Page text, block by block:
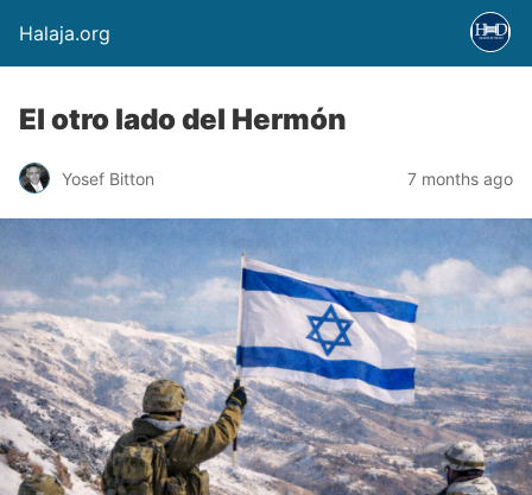
Halaja.org
El otro lado del Hermón
Yosef Bitton 7 months ago